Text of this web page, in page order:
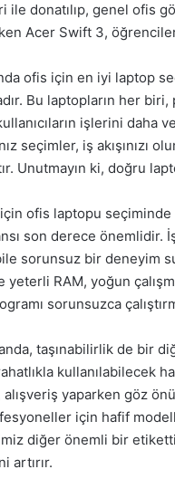
ile donatılıp, genel ofis
Acer Swift 3,
ofis için en iyi laptop
Bu laptopların her
işlerini daha
seçimler, iş akışınızı
Unutmayın ki, doğru
için ofis laptopu
son derece önemlidir.
sorunsuz bir deneyim
yeterli RAM, yoğun
sorunsuzca
taşınabilirlik de bir
kullanılabilecek
alışveriş yaparken göz
için hafif
diğer önemli bir
artırır.